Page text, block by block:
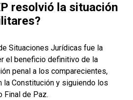
resolvió la situación
Situaciones Jurídicas fue la
el beneficio definitivo de la
penal a los comparecientes,
la Constitución y siguiendo los
Final de Paz.